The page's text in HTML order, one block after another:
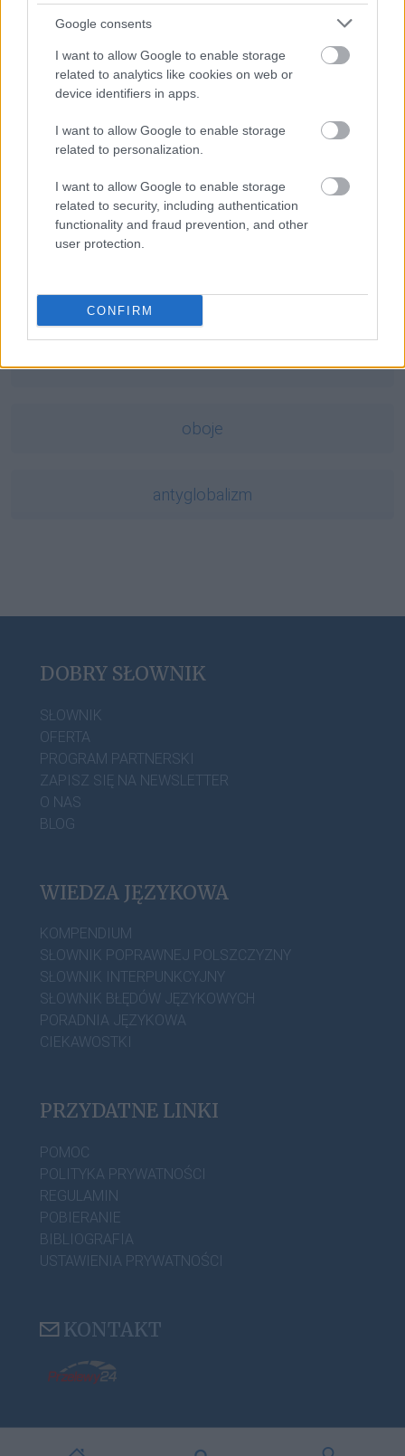
Google consents
I want to allow Google to enable storage
related to analytics like cookies on web or
device identifiers in apps.
I want to allow Google to enable storage
related to personalization.
I want to allow Google to enable storage
related to security, including authentication
functionality and fraud prevention, and other
user protection.
CONFIRM
ampersand
hashtag
ladyboy
tabloid
oboje
antyglobalizm
DOBRY SŁOWNIK
SŁOWNIK
OFERTA
PROGRAM PARTNERSKI
ZAPISZ SIĘ NA NEWSLETTER
O NAS
BLOG
WIEDZA JĘZYKOWA
KOMPENDIUM
SŁOWNIK POPRAWNEJ POLSZCZYZNY
SŁOWNIK INTERPUNKCYJNY
SŁOWNIK BŁĘDÓW JĘZYKOWYCH
PORADNIA JĘZYKOWA
CIEKAWOSTKI
PRZYDATNE LINKI
POMOC
POLITYKA PRYWATNOŚCI
REGULAMIN
POBIERANIE
BIBLIOGRAFIA
USTAWIENIA PRYWATNOŚCI
KONTAKT